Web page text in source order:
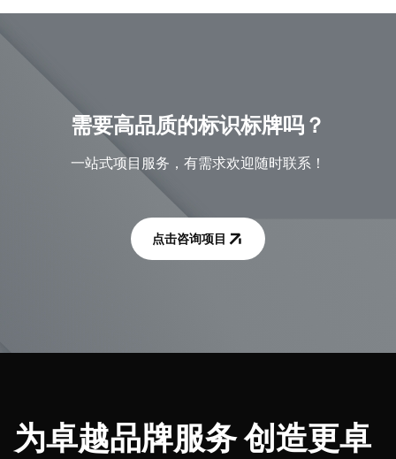
需要高品质的标识标牌吗？
一站式项目服务，有需求欢迎随时联系！
点击咨询项目
为卓越品牌服务 创造更卓